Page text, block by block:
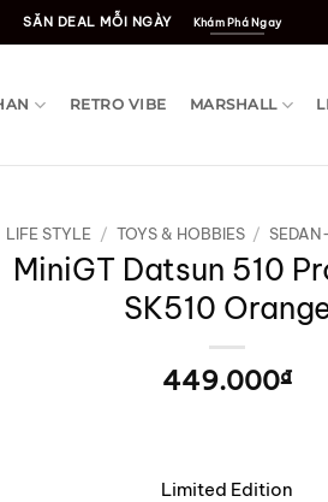
SĂN DEAL MỖI NGÀY Khám Phá Ngay
RETRO VIBE MARSHALL
LIFE STYLE / TOYS & HOBBIES /
MiniGT Datsun 510
SK510
449.000₫
Limited Edition